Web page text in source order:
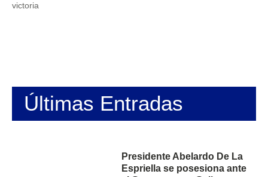
victoria
Últimas Entradas
Presidente Abelardo De La
Espriella se posesiona ante